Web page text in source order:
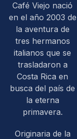
Café Viejo nació
en el año 2003 de
la aventura de
tres hermanos
italianos que se
trasladaron a
Costa Rica en
busca del país de
la eterna
primavera.
Originaria de la